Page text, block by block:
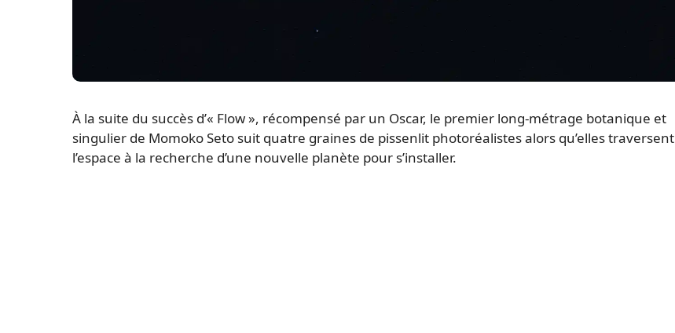
À la suite du succès d’« Flow », récompensé par un Oscar, le premier long-métrage botanique et
singulier de Momoko Seto suit quatre graines de pissenlit photoréalistes alors qu’elles traversent
l’espace à la recherche d’une nouvelle planète pour s’installer.